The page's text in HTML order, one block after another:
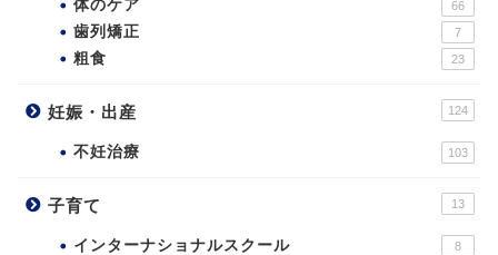
体のケア 66
歯列矯正 7
粗食 23
妊娠・出産 124
不妊治療 103
子育て 13
インターナショナルスクール 8